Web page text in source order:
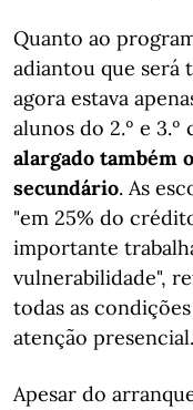
Quanto ao
adiantou que será
agora estava
alunos do 2.º e
alargado também
secundário. As
"em 25% do
importante
vulnerabilidade",
todas as
atenção
Apesar do